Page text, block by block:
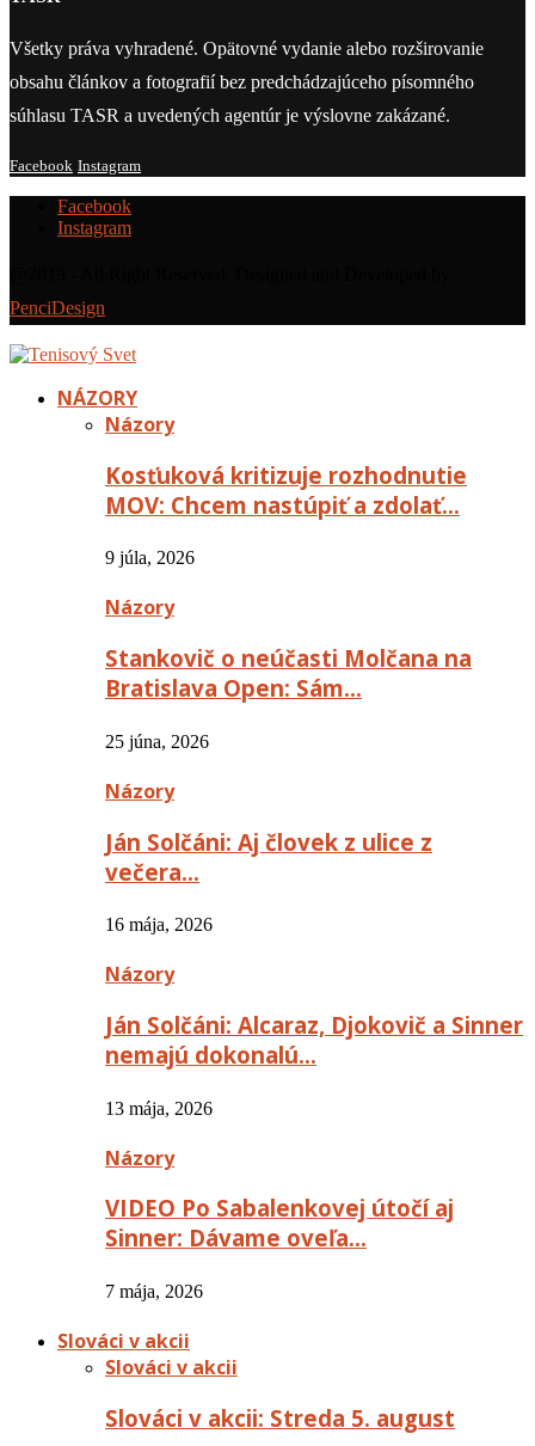
Všetky práva vyhradené. Opätovné vydanie alebo rozširovanie
obsahu článkov a fotografií bez predchádzajúceho písomného
súhlasu TASR a uvedených agentúr je výslovne zakázané.
Facebook Instagram
Facebook
Instagram
PenciDesign
NÁZORY
Názory
Kosťuková kritizuje rozhodnutie
MOV: Chcem nastúpiť a zdolať…
9 júla, 2026
Názory
Stankovič o neúčasti Molčana na
Bratislava Open: Sám…
25 júna, 2026
Názory
Ján Solčáni: Aj človek z ulice z
večera…
16 mája, 2026
Názory
Ján Solčáni: Alcaraz, Djokovič a Sinner
nemajú dokonalú…
13 mája, 2026
Názory
VIDEO Po Sabalenkovej útočí aj
Sinner: Dávame oveľa…
7 mája, 2026
Slováci v akcii
Slováci v akcii
Slováci v akcii: Streda 5. august